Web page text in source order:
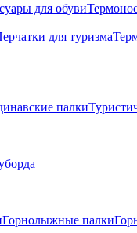
для обуви
для туризма
палки
Горнолыжные палки